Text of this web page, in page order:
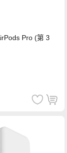
Pro (第 3